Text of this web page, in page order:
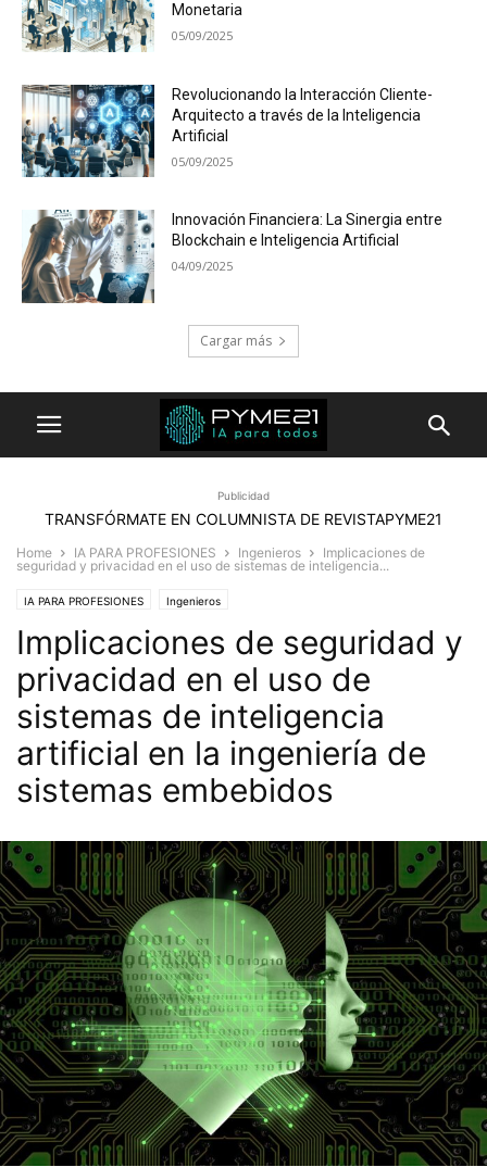
Monetaria
05/09/2025
Revolucionando la Interacción Cliente-
Arquitecto a través de la Inteligencia
Artificial
05/09/2025
Innovación Financiera: La Sinergia entre
Blockchain e Inteligencia Artificial
04/09/2025
Cargar más